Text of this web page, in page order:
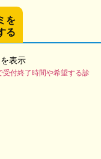
を
る
表示
付終了時間や希望する診